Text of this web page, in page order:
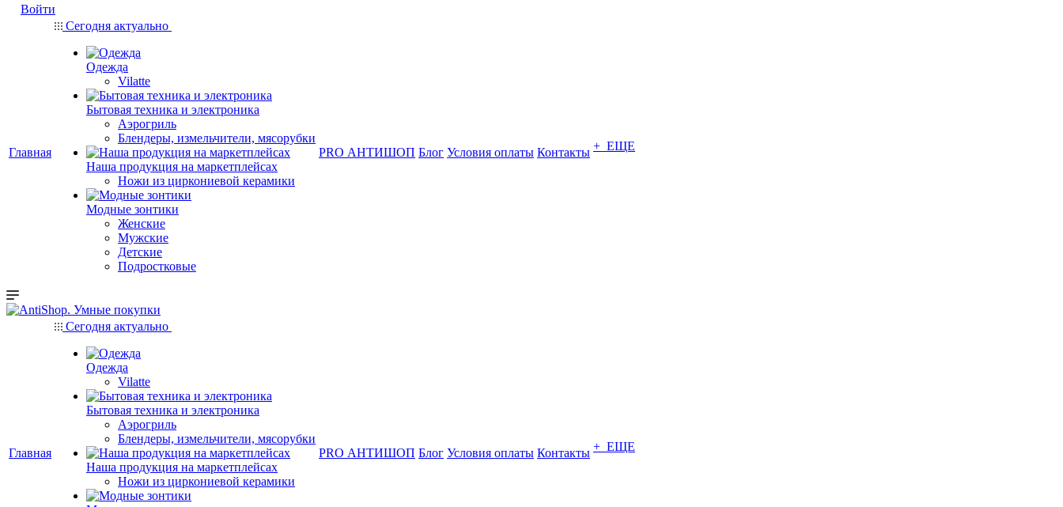
Войти
Главная
Сегодня актуально
Одежда
Vilatte
Бытовая техника и электроника
Аэрогриль
Блендеры, измельчители, мясорубки
Наша продукция на маркетплейсах
Ножи из циркониевой керамики
Модные зонтики
Женские
Мужские
Детские
Подростковые
PRO АНТИШОП Блог Условия оплаты Контакты + ЕЩЕ
Главная
Сегодня актуально
Одежда
Vilatte
Бытовая техника и электроника
Аэрогриль
Блендеры, измельчители, мясорубки
Наша продукция на маркетплейсах
Ножи из циркониевой керамики
PRO АНТИШОП Блог Условия оплаты Контакты + ЕЩЕ